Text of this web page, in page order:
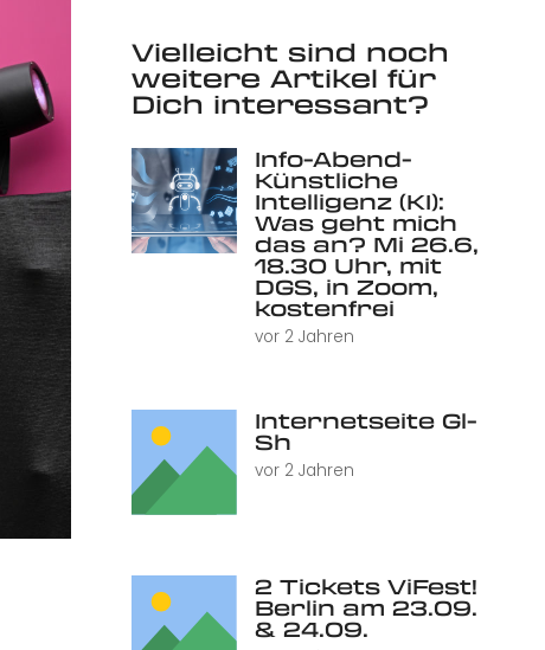
Vielleicht sind noch
weitere Artikel für
Dich interessant?
Info-Abend-
Künstliche
Intelligenz (KI):
Was geht mich
das an? Mi 26.6,
18.30 Uhr, mit
DGS, in Zoom,
kostenfrei
vor 2 Jahren
Internetseite Gl-
Sh
vor 2 Jahren
2 Tickets ViFest!
Berlin am 23.09.
& 24.09.